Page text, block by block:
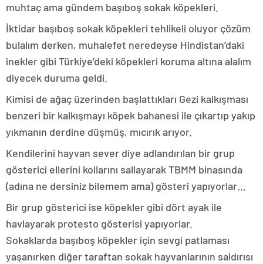
muhtaç ama gündem başıboş sokak köpekleri.
İktidar başıboş sokak köpekleri tehlikeli oluyor çözüm
bulalım derken, muhalefet neredeyse Hindistan’daki
inekler gibi Türkiye’deki köpekleri koruma altına alalım
diyecek duruma geldi.
Kimisi de ağaç üzerinden başlattıkları Gezi kalkışması
benzeri bir kalkışmayı köpek bahanesi ile çıkartıp yakıp
yıkmanın derdine düşmüş, mıcırık arıyor.
Kendilerini hayvan sever diye adlandırılan bir grup
gösterici ellerini kollarını sallayarak TBMM binasında
(adına ne dersiniz bilemem ama) gösteri yapıyorlar…
Bir grup gösterici ise köpekler gibi dört ayak ile
havlayarak protesto gösterisi yapıyorlar.
Sokaklarda başıboş köpekler için sevgi patlaması
yaşanırken diğer taraftan sokak hayvanlarının saldırısı